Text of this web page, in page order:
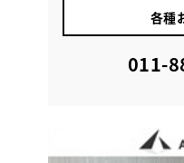
各種
011-